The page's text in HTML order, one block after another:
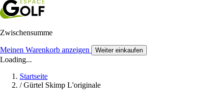
Zwischensumme
Meinen Warenkorb anzeigen Weiter einkaufen
Loading...
Startseite
/ Gürtel Skimp L'originale